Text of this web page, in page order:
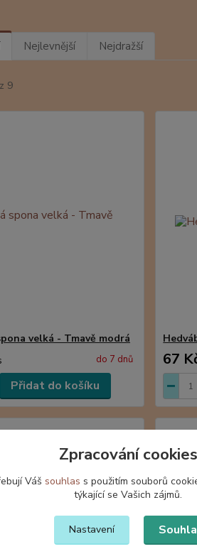
Nejlevnější Nejdražší
9
velká - Tmavě modrá
do 7 dnů
Přidat do košíku
67
Zpracování cookies
Váš souhlas s použitím souborů
týkající se Vašich zájmů.
Nastavení